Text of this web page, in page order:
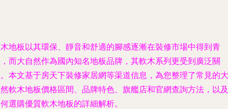
地板以其環保、靜音和舒適的腳感逐漸在裝修市場中得到青
而大自然作為國內知名地板品牌，其軟木系列更受到廣泛關
本文基于房天下裝修家居網等渠道信息，為您整理了常見的大
軟木地板價格區間、品牌特色、旗艦店和官網查詢方法，以及
選購優質軟木地板的詳細解析。